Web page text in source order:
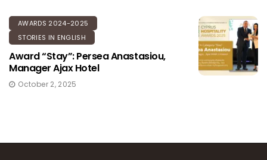
AWARDS 2024-2025
STORIES IN ENGLISH
Award “Stay”: Persea Anastasiou,
Manager Ajax Hotel
October 2, 2025